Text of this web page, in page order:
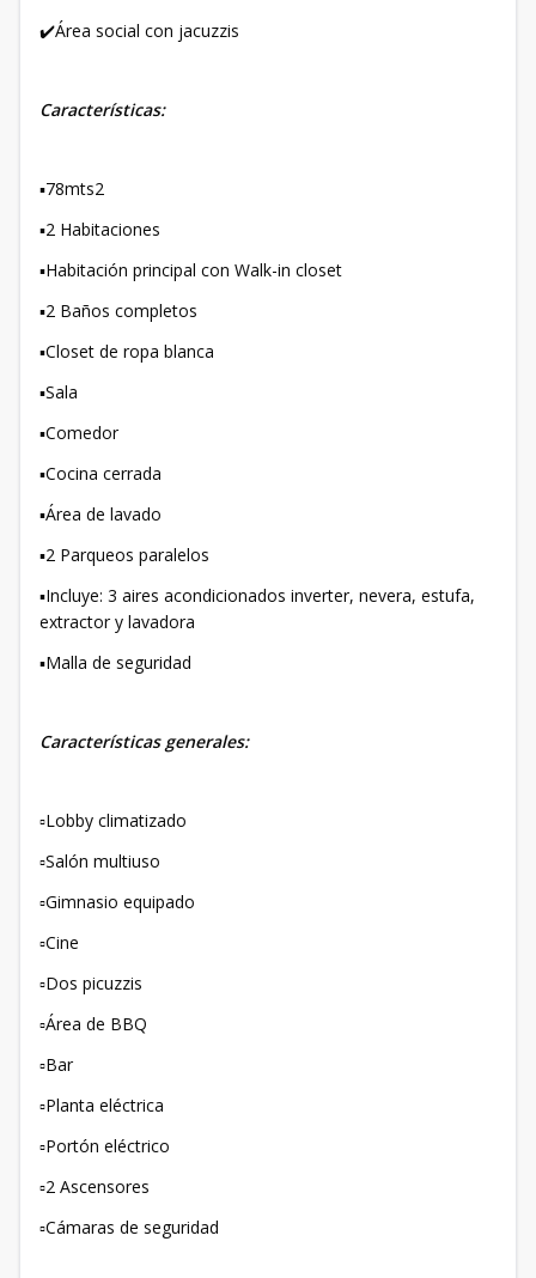
✔️Área social con jacuzzis
Características:
▪️78mts2
▪️2 Habitaciones
▪️Habitación principal con Walk-in closet
▪️2 Baños completos
▪️Closet de ropa blanca
▪️Sala
▪️Comedor
▪️Cocina cerrada
▪️Área de lavado
▪️2 Parqueos paralelos
▪️Incluye: 3 aires acondicionados inverter, nevera, estufa,
extractor y lavadora
▪️Malla de seguridad
Características generales:
▫️Lobby climatizado
▫️Salón multiuso
▫️Gimnasio equipado
▫️Cine
▫️Dos picuzzis
▫️Área de BBQ
▫️Bar
▫️Planta eléctrica
▫️Portón eléctrico
▫️2 Ascensores
▫️Cámaras de seguridad